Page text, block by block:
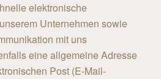
elektronische
Unternehmen sowie
mit uns
eine allgemeine Adresse
Post (E-Mail-